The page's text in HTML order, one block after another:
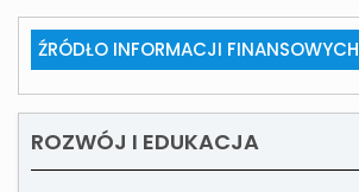
ŹRÓDŁO INFORMACJI FINANSOWYCH
ROZWÓJ I EDUKACJA